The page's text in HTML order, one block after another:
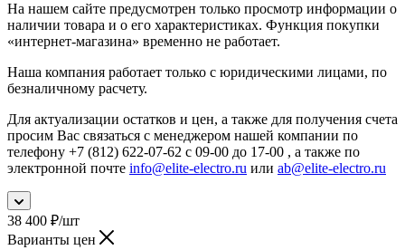
На нашем сайте предусмотрен только просмотр информации о
наличии товара и о его характеристиках. Функция покупки
«интернет-магазина» временно не работает.
Наша компания работает только с юридическими лицами, по
безналичному расчету.
Для актуализации остатков и цен, а также для получения счета
просим Вас связаться с менеджером нашей компании по
телефону +7 (812) 622-07-62 с 09-00 до 17-00 , а также по
электронной почте info@elite-electro.ru или ab@elite-electro.ru
38 400 ₽/шт
Варианты цен